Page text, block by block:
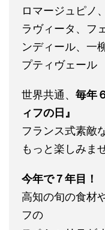
ロマージュピノ
ラヴィータ、フ
ンディール、一
プティヴェール
世界共通、 毎年
ィフの日』
フランス式素敵
もっと楽しみま
今年で７年目！
高知の旬の食材
フの